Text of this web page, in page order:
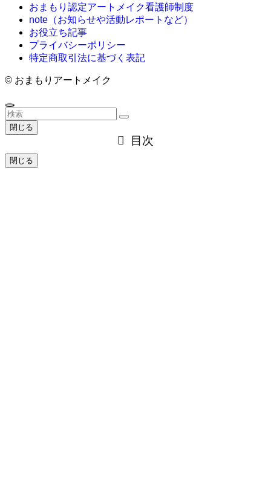
おまもり認定アートメイク看護師制度
note（お知らせや活動レポートなど）
お役立ち記事
プライバシーポリシー
特定商取引法に基づく表記
© おまもりアートメイク
閉じる
目次
閉じる